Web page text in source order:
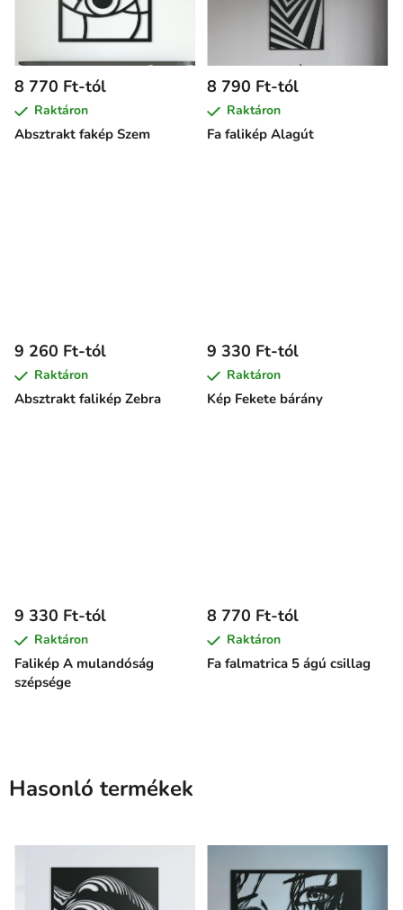
Absztrakt fakép Szem
8 770 Ft-tól
Raktáron
Fa falikép Alagút
8 790 Ft-tól
Raktáron
Absztrakt falikép Zebra
9 260 Ft-tól
Raktáron
Kép Fekete bárány
9 330 Ft-tól
Raktáron
Falikép A mulandóság
szépsége
9 330 Ft-tól
Raktáron
Fa falmatrica 5 ágú csillag
8 770 Ft-tól
Raktáron
Hasonló termékek